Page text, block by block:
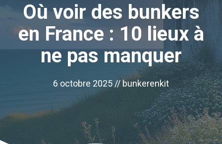
Où voir des bunkers
en France : 10 lieux à
ne pas manquer
6 octobre 2025 // bunkerenkit